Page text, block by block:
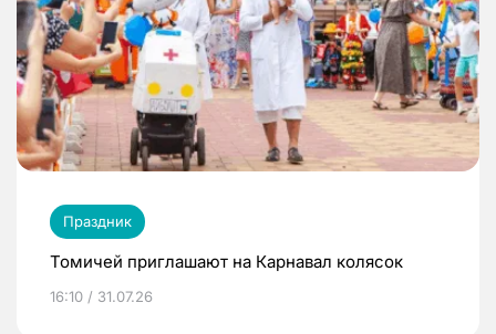
Праздник
Томичей приглашают на Карнавал колясок
16:10 / 31.07.26